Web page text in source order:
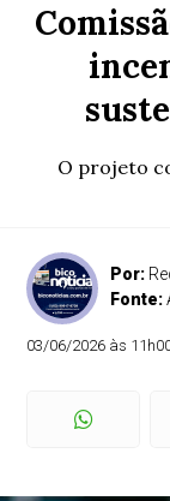
O projeto
Por:
Fonte:
03/06/2026 às